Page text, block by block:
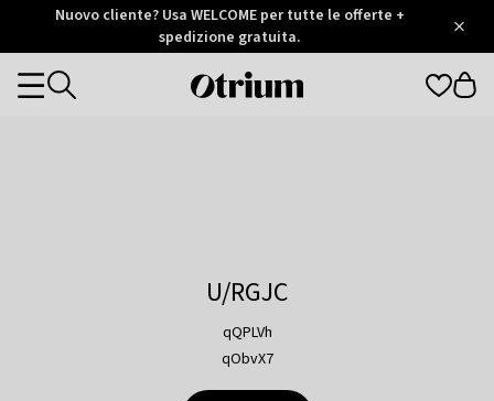
Otrium
Trustpilot
Nuovo cliente? Usa WELCOME per tutte le offerte +
spedizione gratuita.
Otrium
Categories
U/RGJC
qQPLVh
qObvX7